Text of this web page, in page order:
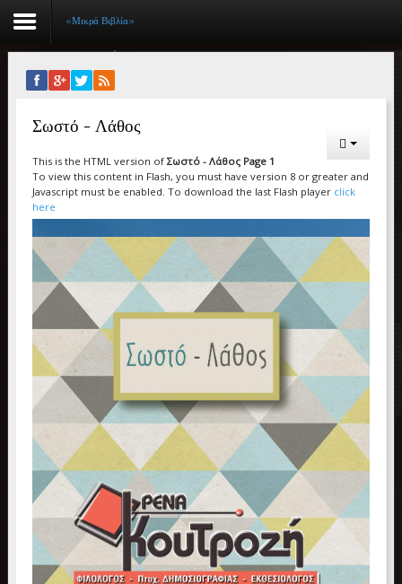
Αρχική
Βιογραφικό
Συγγραφικό έργο
Εργασίες
Ιστορίες Επιτυχίας
Επιτυχόντες
Διακρίσεις
«Μικρά Βιβλία»
Ο χώρος μας
«Μικρά Βιβλία»
Σωστό - Λάθος
This is the HTML version of Σωστό - Λάθος Page 1
To view this content in Flash, you must have version 8 or greater and
Javascript must be enabled. To download the last Flash player click
here